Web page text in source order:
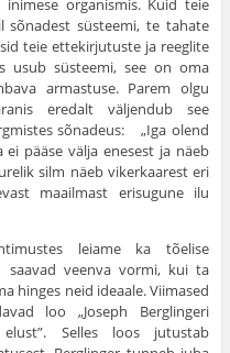
organismis. Kuid teie
sõnadest süsteemi, te tahate
teie ettekirjutuste ja reeglite
usub süsteemi, see on oma
armastuse. Parem olgu
eredalt väljendub see
sõnadeus: „Iga olend
pääse välja enesest ja näeb
silm näeb vikerkaarest eri
maailmast erisugune ilu
leiame ka tõelise
saavad veenva vormi, kui ta
hinges neid ideaale. Viimased
loo „Joseph Berglingeri
elust”. Selles loos jutustab